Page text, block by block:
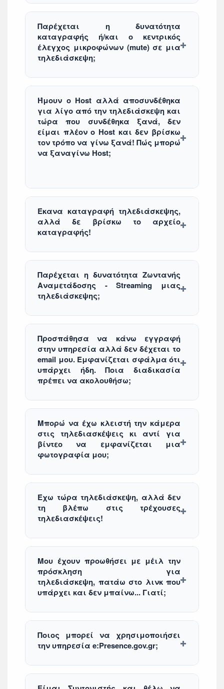
Παρέχεται η δυνατότητα
καταγραφής ή/και ο κεντρικός
έλεγχος μικροφώνων (mute) σε μια
τηλεδιάσκεψη;
Ήμουν ο Host αλλά αποσυνδέθηκα
για λίγο από την τηλεδιάσκεψη και
τώρα που συνδέθηκα ξανά, δεν
είμαι πλέον ο Host και δεν βρίσκω
τον τρόπο να γίνω ξανά! Πώς μπορώ
να ξαναγίνω Host;
Έκανα καταγραφή τηλεδιάσκεψης,
αλλά δε βρίσκω το αρχείο
καταγραφής!
Παρέχεται η δυνατότητα Ζωντανής
Αναμετάδοσης - Streaming μιας
τηλεδιάσκεψης;
Προσπάθησα να κάνω εγγραφή
στην υπηρεσία αλλά δεν δέχεται το
email μου. Εμφανίζεται σφάλμα ότι
υπάρχει ήδη. Ποια διαδικασία
πρέπει να ακολουθήσω;
Μπορώ να έχω κλειστή την κάμερα
στις τηλεδιασκέψεις κι αντί για
βίντεο να εμφανίζεται μια
φωτογραφία μου;
Έχω τώρα τηλεδιάσκεψη, αλλά δεν
τη βλέπω στις τρέχουσες
τηλεδιασκέψεις!
Μου έχουν προωθήσει με μέιλ την
πρόσκληση για
τηλεδιάσκεψη, πατάω στο λινκ που
υπάρχει και δεν μπαίνω... Γιατί;
Ποιος μπορεί να χρησιμοποιήσει
την υπηρεσία e:Presence.gov.gr;